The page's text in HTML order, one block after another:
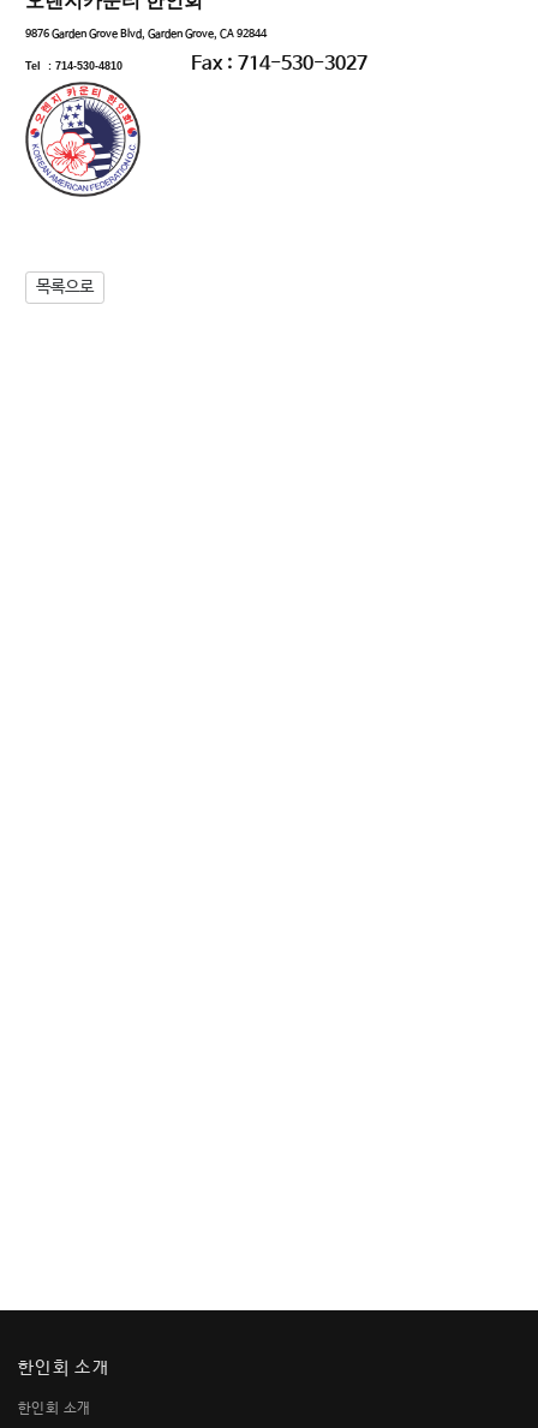
9876 Garden Grove Blvd, Garden Grove, CA 92844
Tel : 714-530-4810 Fax : 714-530-3027
목록으로
한인회 소개
한인회 소개